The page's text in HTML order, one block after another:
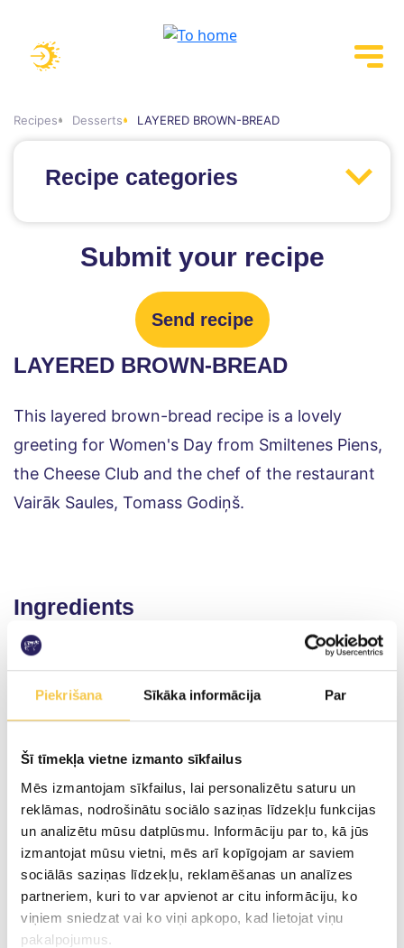
Piekrišana Sīkāka informācija Par
Šī tīmekļa vietne izmanto sīkfailus
Mēs izmantojam sīkfailus, lai personalizētu saturu un
reklāmas, nodrošinātu sociālo saziņas līdzekļu funkcijas
un analizētu mūsu datplūsmu. Informāciju par to, kā jūs
izmantojat mūsu vietni, mēs arī kopīgojam ar saviem
sociālās saziņas līdzekļu, reklamēšanas un analīzes
partneriem, kuri to var apvienot ar citu informāciju, ko
viņiem sniedzat vai ko viņi apkopo, kad lietojat viņu
pakalpojumus.
Recipes Desserts LAYERED BROWN-BREAD
Recipe categories
Submit your recipe
Send recipe
LAYERED BROWN-BREAD
This layered brown-bread recipe is a lovely
greeting for Women's Day from Smiltenes Piens,
the Cheese Club and the chef of the restaurant
Vairāk Saules, Tomass Godiņš.
Ingredients
200g "Latvijas" cheese
150g rye bread
100g Smiltene Piens cream cheese
70g Smiltene Piens heavy cream
icing sugar to taste
cinnamon
cardamom
Preparation
Grate and lightly toast the rye bread, sprinkle